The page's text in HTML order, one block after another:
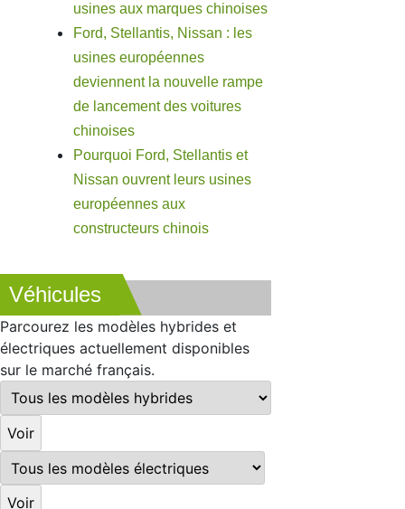
usines aux marques chinoises
Ford, Stellantis, Nissan : les
usines européennes
deviennent la nouvelle rampe
de lancement des voitures
chinoises
Pourquoi Ford, Stellantis et
Nissan ouvrent leurs usines
européennes aux
constructeurs chinois
Véhicules
Parcourez les modèles hybrides et
électriques actuellement disponibles
sur le marché français.